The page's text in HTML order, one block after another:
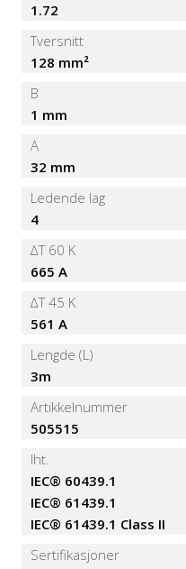
1.72
Tversnitt
128 mm²
B
1 mm
A
32 mm
Ledende lag
4
∆T 60 K
665 A
∆T 45 K
561 A
Lengde (L)
3m
Artikkelnummer
505515
Iht.
IEC® 60439.1
IEC® 61439.1
IEC® 61439.1 Class II
Sertifikasjoner